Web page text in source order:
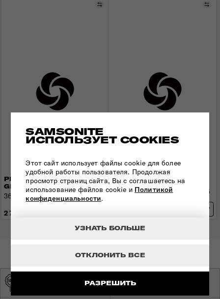
SAMSONITE
ИСПОЛЬЗУЕТ COOKIES
Этот сайт использует файлы cookie для более
удобной работы пользователя. Продолжая
просмотр страниц сайта, Вы с соглашаетесь на
использование файлов cookie и Политикой
конфиденциальности.
РАЗРЕШИТЬ
ОТКЛОНИТЬ ВСЕ
УЗНАТЬ БОЛЬШЕ
РЮКЗАК URBAN
GROOVE
Сравнить
36x25x20 см | 0,4 кг | 17 л
2 770 грн
РЮКЗАК 15,6" URBAN
GROOVE
42,5x30,5x21 см | 0,6 кг | 20,5
Начните весну сочно! С яркими и стильными
ДИСТРИБЬЮТОР